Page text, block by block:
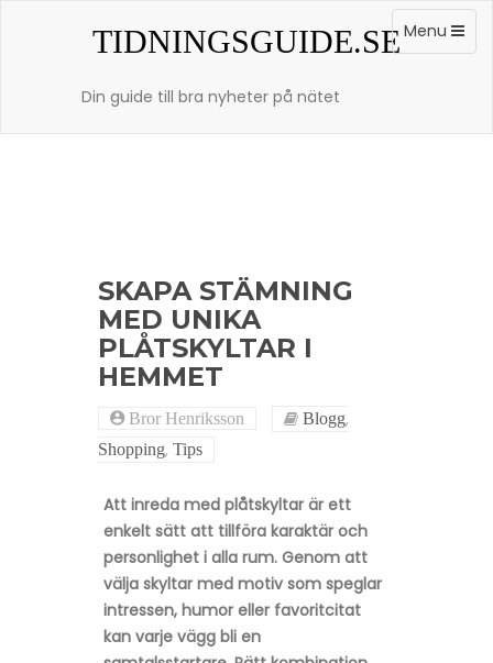
TIDNINGSGUIDE.SE
Din guide till bra nyheter på nätet
Toggle
navigation
Menu
SKAPA STÄMNING
MED UNIKA
PLÅTSKYLTAR I
HEMMET
Bror Henriksson Blogg,
Shopping, Tips
Att inreda med plåtskyltar är ett
enkelt sätt att tillföra karaktär och
personlighet i alla rum. Genom att
välja skyltar med motiv som speglar
intressen, humor eller favoritcitat
kan varje vägg bli en